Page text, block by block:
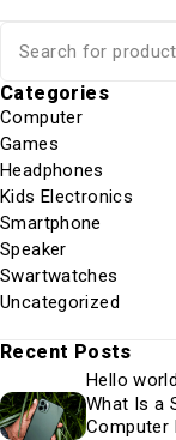
Categories
Computer
Games
Headphones
Kids Electronics
Smartphone
Speaker
Swartwatches
Uncategorized
Recent Posts
Hello
What Is a
Computer